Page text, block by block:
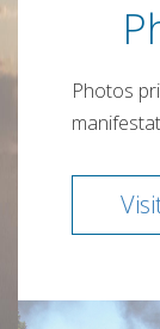
Photos